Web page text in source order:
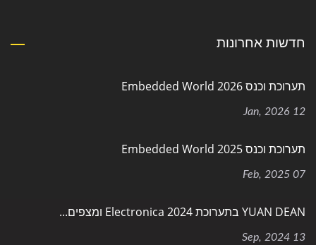
חדשות אחרונות
תערוכת וכנס Embedded World 2026
12 Jan, 2026
תערוכת וכנס Embedded World 2025
07 Feb, 2025
YUAN DEAN בתערוכת Electronica 2024 ומצפים...
13 Sep, 2024